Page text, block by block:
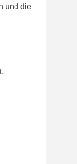
und die